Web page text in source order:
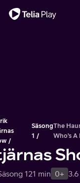
Säsong
1
The
Who’s A
121 min 0+ 3.6